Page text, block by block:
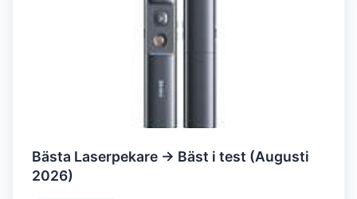
Bästa Laserpekare → Bäst i test (Augusti
2026)